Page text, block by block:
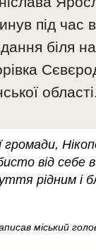
під час
біля
області.
громади,
від себе
рідним і
міський